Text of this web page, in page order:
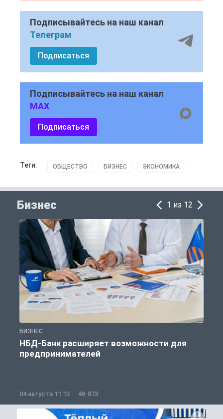
Подписывайтесь на наш канал
Телеграм
Подписаться
Подписывайтесь на наш канал
MAX
Подписаться
Теги: ОБЩЕСТВО БИЗНЕС ЭКОНОМИКА
Бизнес 1 из 12
БИЗНЕС
НБД-Банк расширяет возможности для
предпринимателей
04 августа 11:13 873